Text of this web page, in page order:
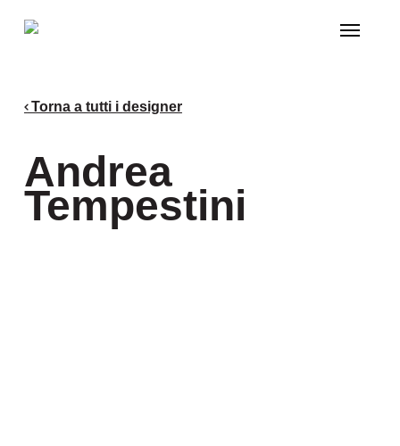
content
Menu
Torna a tutti i designer
Andrea
Tempestini